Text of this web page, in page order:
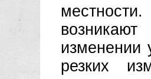
изменении
резких